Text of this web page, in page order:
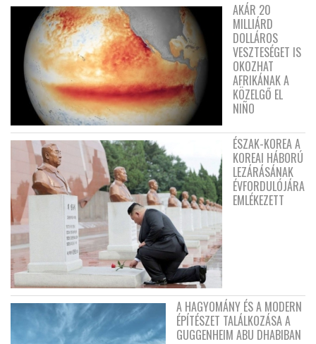
AKÁR 20
MILLIÁRD
DOLLÁROS
VESZTESÉGET IS
OKOZHAT
AFRIKÁNAK A
KÖZELGŐ EL
NIÑO
ÉSZAK-KOREA A
KOREAI HÁBORÚ
LEZÁRÁSÁNAK
ÉVFORDULÓJÁRA
EMLÉKEZETT
A HAGYOMÁNY ÉS A MODERN
ÉPÍTÉSZET TALÁLKOZÁSA A
GUGGENHEIM ABU DHABIBAN